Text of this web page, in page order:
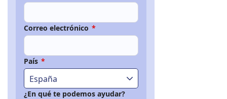
Correo electrónico *
País *
España
¿En qué te podemos ayudar?